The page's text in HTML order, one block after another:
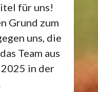
für uns!
Grund zum
uns, die
Team aus
in der